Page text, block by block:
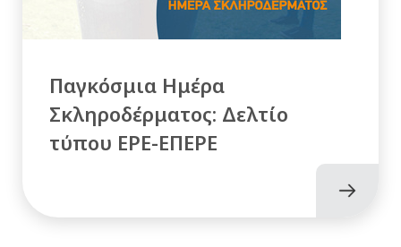
Παγκόσμια Ημέρα
Σκληροδέρματος: Δελτίο
τύπου ΕΡΕ-ΕΠΕΡΕ